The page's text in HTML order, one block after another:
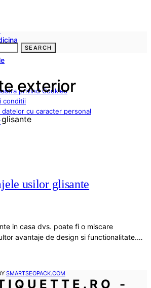
privind Cookies
conditii
datelor cu caracter personal
SEARCH
exterior
usilor glisante
in casa dvs. poate fi o miscare
avantaje de design si functionalitate.…
SMARTSEOPACK.COM